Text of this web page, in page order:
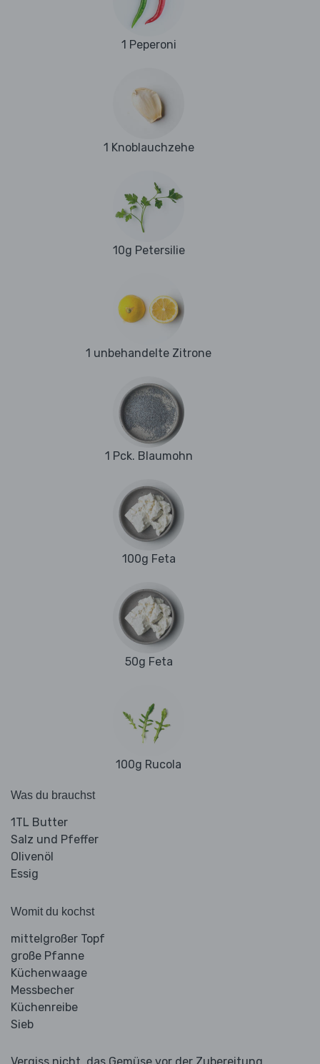
1 Peperoni
1 Knoblauchzehe
10g Petersilie
1 unbehandelte Zitrone
1 Pck. Blaumohn
100g Feta
50g Feta
100g Rucola
Was du brauchst
1TL Butter
Salz und Pfeffer
Olivenöl
Essig
Womit du kochst
mittelgroßer Topf
große Pfanne
Küchenwaage
Messbecher
Küchenreibe
Sieb